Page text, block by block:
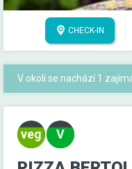
CHECK-IN
V okolí se nachází 1